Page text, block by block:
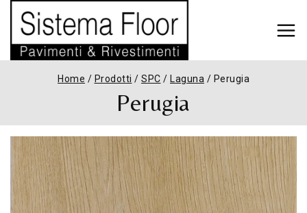
Home / Prodotti / SPC / Laguna / Perugia
Perugia